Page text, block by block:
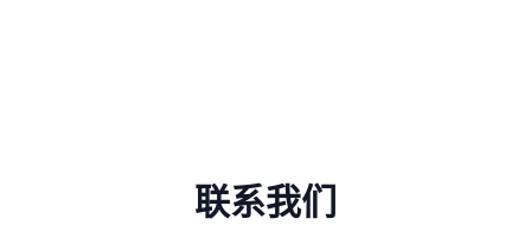
联系我们